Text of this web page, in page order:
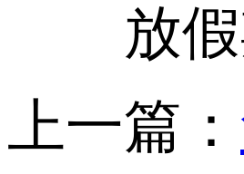
放假期
上一篇：